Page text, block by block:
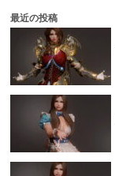
最近の投稿